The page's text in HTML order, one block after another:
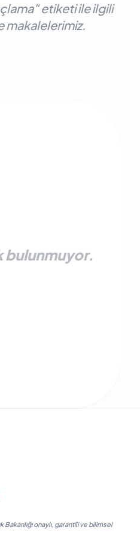
etiketi ile ilgili
makalelerimiz.
bulunmuyor.
Bakanlığı onaylı, garantili ve bilimsel